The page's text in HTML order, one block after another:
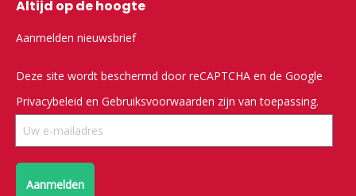
Altijd op de hoogte
Aanmelden nieuwsbrief
Deze site wordt beschermd door reCAPTCHA en de Google
Privacybeleid en Gebruiksvoorwaarden zijn van toepassing.
Aanmelden